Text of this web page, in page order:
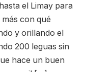
el Limay para
con qué
y orillando el
200 leguas sin
hace un buen